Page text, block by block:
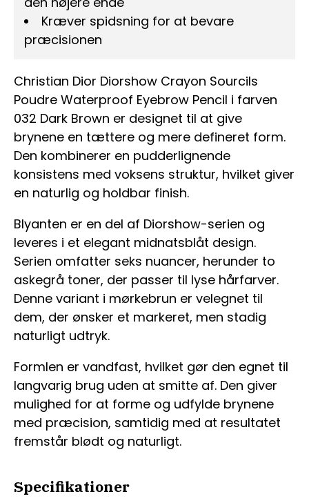
Christian Dior Diorshow Crayon Sourcils
Poudre Waterproof Eyebrow Pencil i farven
032 Dark Brown er designet til at give
brynene en tættere og mere defineret form.
Den kombinerer en pudderlignende
konsistens med voksens struktur, hvilket giver
en naturlig og holdbar finish.
Blyanten er en del af Diorshow-serien og
leveres i et elegant midnatsblåt design.
Serien omfatter seks nuancer, herunder to
askegrå toner, der passer til lyse hårfarver.
Denne variant i mørkebrun er velegnet til
dem, der ønsker et markeret, men stadig
naturligt udtryk.
Formlen er vandfast, hvilket gør den egnet til
langvarig brug uden at smitte af. Den giver
mulighed for at forme og udfylde brynene
med præcision, samtidig med at resultatet
fremstår blødt og naturligt.
Kræver spidsning for at bevare
præcisionen
Specifikationer